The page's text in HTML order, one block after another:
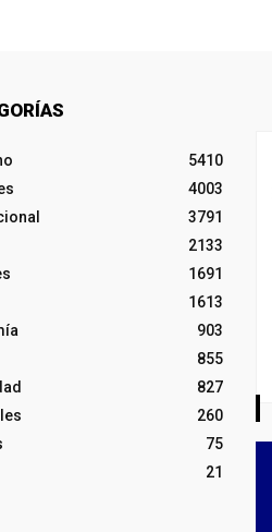
5410
4003
3791
2133
1691
1613
903
855
827
260
75
21